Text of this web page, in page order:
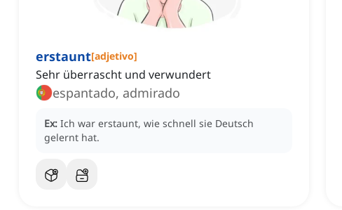
erstaunt[adjetivo]
Sehr überrascht und verwundert
espantado, admirado
Ex: Ich war erstaunt, wie schnell sie Deutsch
gelernt hat.